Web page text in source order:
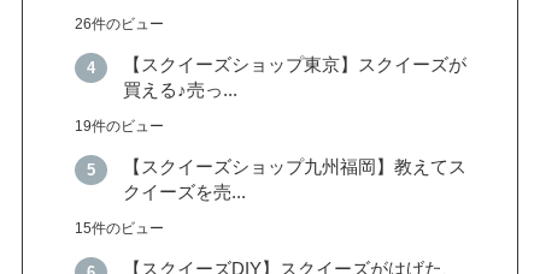
26件のビュー
【スクイーズショップ東京】スクイーズが
買える♪売っ...
19件のビュー
【スクイーズショップ九州福岡】教えてス
クイーズを売...
15件のビュー
【スクイーズDIY】スクイーズがはげた、